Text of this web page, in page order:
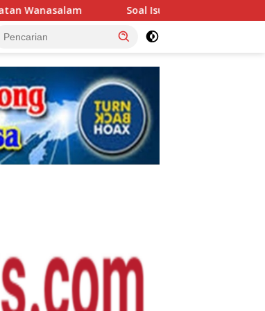
Soal Isu Potongan Anggaran P3-TGAI di Lebak-